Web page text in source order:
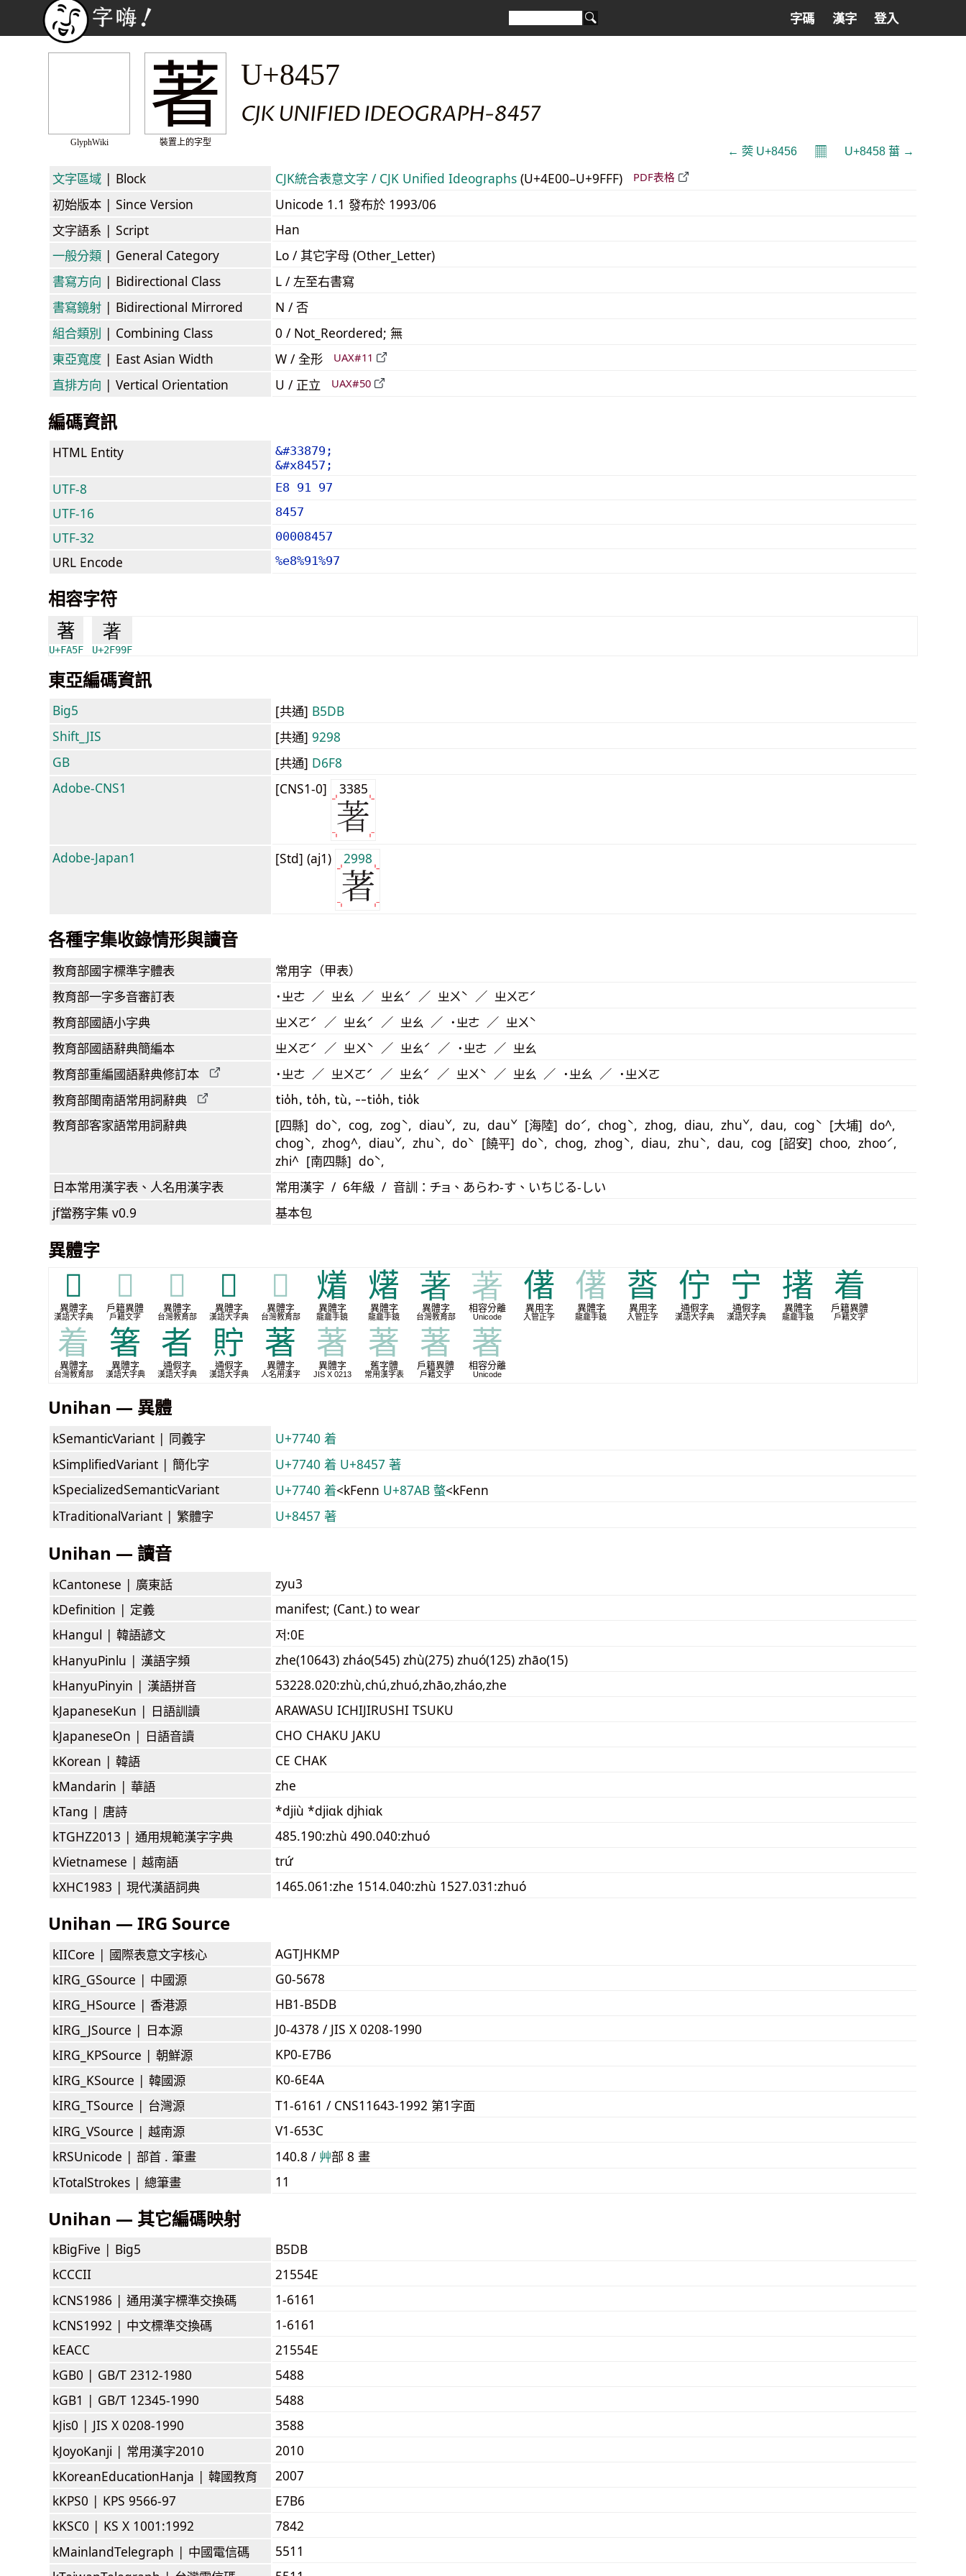
字碼 漢字 登入
GlyphWiki
著
裝置上的字型
U+8457
CJK UNIFIED IDEOGRAPH-8457
← 葖 U+8456 𝄜 U+8458 葘 →
文字區域 | Block CJK統合表意文字 / CJK Unified Ideographs (U+4E00–U+9FFF) PDF表格
初始版本 | Since Version
Unicode 1.1 發布於 1993/06
文字語系 | Script
Han
一般分類 | General Category
Lo / 其它字母 (Other_Letter)
書寫方向 | Bidirectional Class
L / 左至右書寫
書寫鏡射 | Bidirectional Mirrored
N / 否
組合類別 | Combining Class
0 / Not_Reordered; 無
東亞寬度 | East Asian Width W / 全形 UAX#11
直排方向 | Vertical Orientation U / 正立 UAX#50
編碼資訊
HTML Entity
&#33879;
&#x8457;
UTF-8 E8 91 97
UTF-16 8457
UTF-32 00008457
URL Encode %e8%91%97
相容字符
著
U+FA5F
著
U+2F99F
東亞編碼資訊
Big5 [共通] B5DB
Shift_JIS
[共通] 9298
GB
[共通] D6F8
Adobe-CNS1
[CNS1-0] 3385
Adobe-Japan1 [Std] (aj1) 2998
各種字集收錄情形與讀音
教育部國字標準字體表 常用字（甲表）
教育部一字多音審訂表 ˙ㄓㄜ ／ ㄓㄠ ／ ㄓㄠˊ ／ ㄓㄨˋ ／ ㄓㄨㄛˊ
教育部國語小字典 ㄓㄨㄛˊ ／ ㄓㄠˊ ／ ㄓㄠ ／ ˙ㄓㄜ ／ ㄓㄨˋ
教育部國語辭典簡編本 ㄓㄨㄛˊ ／ ㄓㄨˋ ／ ㄓㄠˊ ／ ˙ㄓㄜ ／ ㄓㄠ
教育部重編國語辭典修訂本 ˙ㄓㄜ ／ ㄓㄨㄛˊ ／ ㄓㄠˊ ／ ㄓㄨˋ ／ ㄓㄠ ／ ˙ㄓㄠ ／ ˙ㄓㄨㄛ
教育部閩南語常用詞辭典 tio̍h, to̍h, tù, --tio̍h, tio̍k
教育部客家語常用詞辭典
[四縣] doˋ, cog, zogˋ, diauˇ, zu, dauˇ [海陸] doˊ, chogˋ, zhog, diau, zhuˇ, dau, cogˋ [大埔] do^,
chogˋ, zhog^, diauˇ, zhuˋ, doˋ [饒平] doˋ, chog, zhogˋ, diau, zhuˋ, dau, cog [詔安] choo, zhooˊ,
zhi^ [南四縣] doˋ,
日本常用漢字表 、人名用漢字表 常用漢字 / 6年級 / 音訓：チョ、あらわ-す、いちじる-しい
jf當務字集 v0.9 基本包
異體字
𣋐
異體字
漢語大字典
𣋐
戶籍異體
戶籍文字
𣋐
異體字
台灣教育部
𣥧
異體字
漢語大字典
𣥧
異體字
台灣教育部
𤏲
異體字
龍龕手鏡
𤏸
異體字
龍龕手鏡
著
異體字
台灣教育部
著
相容分離
Unicode
㒂
異用字
入管正字
㒂
異體字
龍龕手鏡
䓠
異用字
入管正字
佇
通假字
漢語大字典
宁
通假字
漢語大字典
擆
異體字
龍龕手鏡
着
戶籍異體
戶籍文字
着
異體字
台灣教育部
箸
異體字
漢語大字典
者
通假字
漢語大字典
貯
通假字
漢語大字典
著
異體字
人名用漢字
著
異體字
JIS X 0213
著
舊字體
常用漢字表
著
戶籍異體
戶籍文字
著
相容分離
Unicode
Unihan — 異體
kSemanticVariant | 同義字
U+7740 着
kSimplifiedVariant | 簡化字 U+7740 着 U+8457 著
kSpecializedSemanticVariant
U+7740 着<kFenn U+87AB 螫<kFenn
kTraditionalVariant | 繁體字 U+8457 著
Unihan — 讀音
kCantonese | 廣東話
zyu3
kDefinition | 定義
manifest; (Cant.) to wear
kHangul | 韓語諺文
저:0E
kHanyuPinlu | 漢語字頻
zhe(10643) zháo(545) zhù(275) zhuó(125) zhāo(15)
kHanyuPinyin | 漢語拼音
53228.020:zhù,chú,zhuó,zhāo,zháo,zhe
kJapaneseKun | 日語訓讀
ARAWASU ICHIJIRUSHI TSUKU
kJapaneseOn | 日語音讀
CHO CHAKU JAKU
kKorean | 韓語
CE CHAK
kMandarin | 華語
zhe
kTang | 唐詩
*djiù *djiɑk djhiɑk
kTGHZ2013 | 通用規範漢字字典
485.190:zhù 490.040:zhuó
kVietnamese | 越南語
trứ
kXHC1983 | 現代漢語詞典 1465.061:zhe 1514.040:zhù 1527.031:zhuó
Unihan — IRG Source
kIICore | 國際表意文字核心
AGTJHKMP
kIRG_GSource | 中國源
G0-5678
kIRG_HSource | 香港源
HB1-B5DB
kIRG_JSource | 日本源
J0-4378 / JIS X 0208-1990
kIRG_KPSource | 朝鮮源
KP0-E7B6
kIRG_KSource | 韓國源
K0-6E4A
kIRG_TSource | 台灣源
T1-6161 / CNS11643-1992 第1字面
kIRG_VSource | 越南源
V1-653C
kRSUnicode | 部首 . 筆畫 140.8 / ⾋部 8 畫
kTotalStrokes | 總筆畫 11
Unihan — 其它編碼映射
kBigFive | Big5
B5DB
kCCCII
21554E
kCNS1986 | 通用漢字標準交換碼
1-6161
kCNS1992 | 中文標準交換碼
1-6161
kEACC
21554E
kGB0 | GB/T 2312-1980
5488
kGB1 | GB/T 12345-1990
5488
kJis0 | JIS X 0208-1990
3588
kJoyoKanji | 常用漢字2010
2010
kKoreanEducationHanja | 韓國教育
2007
kKPS0 | KPS 9566-97
E7B6
kKSC0 | KS X 1001:1992
7842
kMainlandTelegraph | 中國電信碼
5511